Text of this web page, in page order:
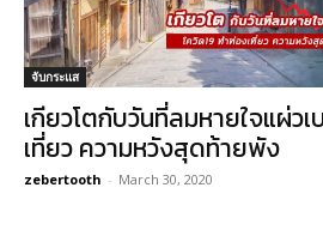
จับกระแส
เกียวโตกับวันที่ลมหายใจแผ่วเ
เที่ยว ความหวังสุดท้ายพัง
zebertooth - March 30, 2020